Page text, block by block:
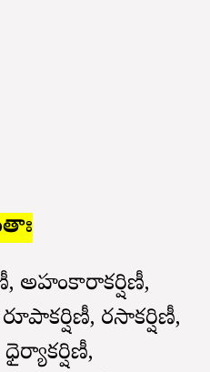
అహంకారాకర్షిణీ,
రూపాకర్షిణీ, రసాకర్షిణీ,